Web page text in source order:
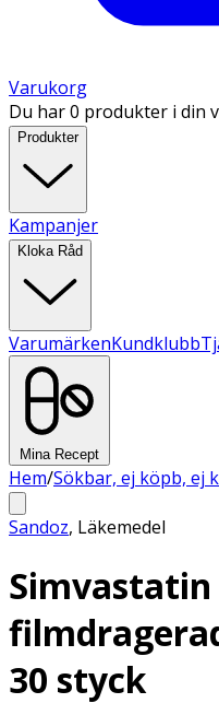
Varukorg
Du har 0 produkter i din
Produkter
Kampanjer
Kloka Råd
VarumärkenKundklubb
Mina Recept
Hem/Sökbar, ej köpb, ej
Sandoz, Läkemedel
Simvastatin
30 styck